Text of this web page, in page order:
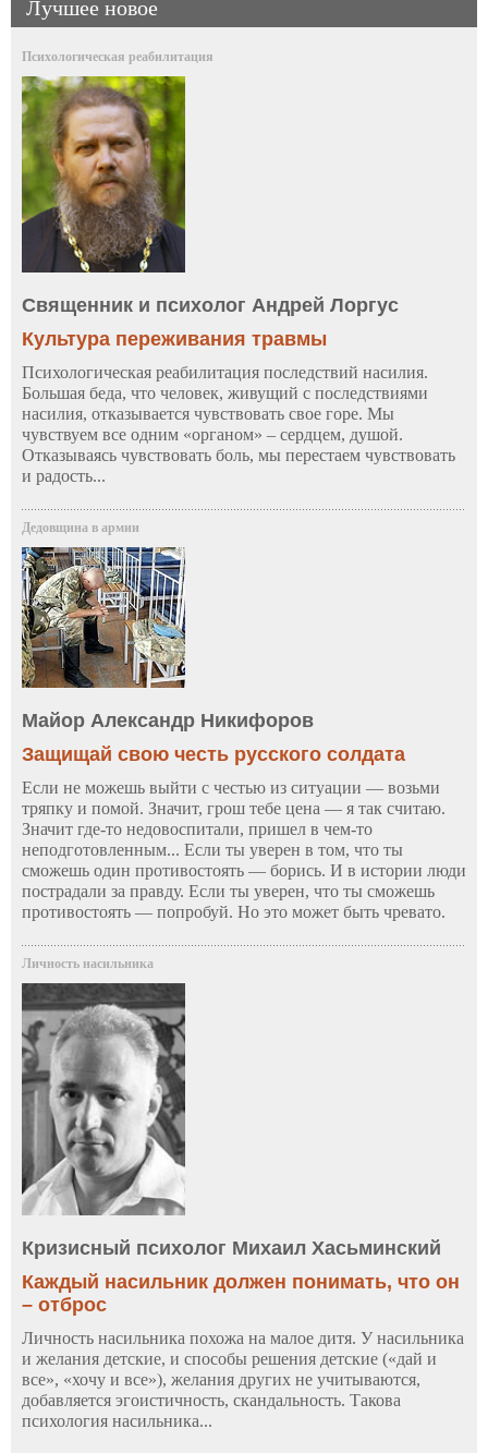
Лучшее новое
Психологическая реабилитация
Священник и психолог Андрей Лоргус
Культура переживания травмы
Психологическая реабилитация последствий насилия.
Большая беда, что человек, живущий с последствиями
насилия, отказывается чувствовать свое горе. Мы
чувствуем все одним «органом» – сердцем, душой.
Отказываясь чувствовать боль, мы перестаем чувствовать
и радость...
Дедовщина в армии
Майор Александр Никифоров
Защищай свою честь русского солдата
Если не можешь выйти с честью из ситуации — возьми
тряпку и помой. Значит, грош тебе цена — я так считаю.
Значит где-то недовоспитали, пришел в чем-то
неподготовленным... Если ты уверен в том, что ты
сможешь один противостоять — борись. И в истории люди
пострадали за правду. Если ты уверен, что ты сможешь
противостоять — попробуй. Но это может быть чревато.
Личность насильника
Кризисный психолог Михаил Хасьминский
Каждый насильник должен понимать, что он
– отброс
Личность насильника похожа на малое дитя. У насильника
и желания детские, и способы решения детские («дай и
все», «хочу и все»), желания других не учитываются,
добавляется эгоистичность, скандальность. Такова
психология насильника...